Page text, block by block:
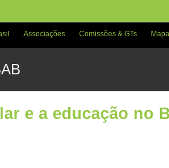
Associações Comissões & GTs
e a educação no